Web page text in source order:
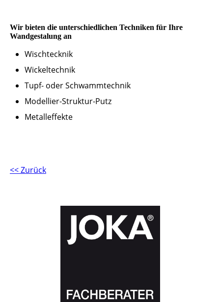
Wir bieten die unterschiedlichen Techniken für Ihre
Wandgestalung an
Wischtecknik
Wickeltechnik
Tupf- oder Schwammtechnik
Modellier-Struktur-Putz
Metalleffekte
<< Zurück